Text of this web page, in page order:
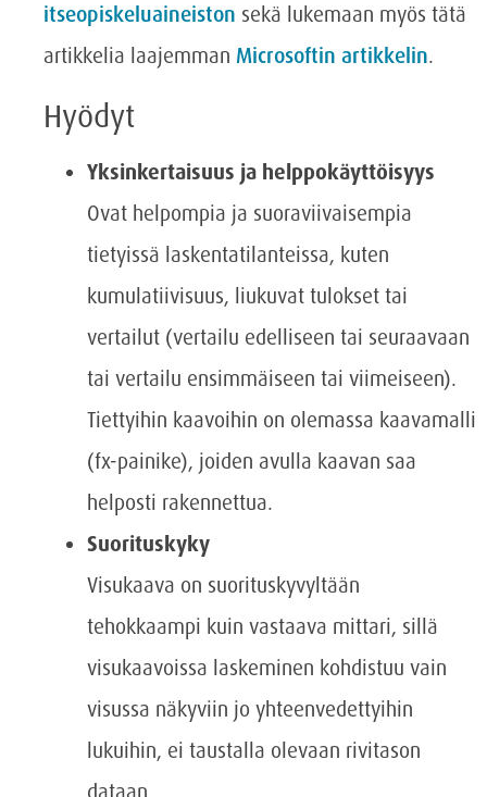
itseopiskeluaineiston sekä lukemaan myös tätä
artikkelia laajemman Microsoftin artikkelin.
Hyödyt
Yksinkertaisuus ja helppokäyttöisyys
Ovat helpompia ja suoraviivaisempia
tietyissä laskentatilanteissa, kuten
kumulatiivisuus, liukuvat tulokset tai
vertailut (vertailu edelliseen tai seuraavaan
tai vertailu ensimmäiseen tai viimeiseen).
Tiettyihin kaavoihin on olemassa kaavamalli
(fx-painike), joiden avulla kaavan saa
helposti rakennettua.
Suorituskyky
Visukaava on suorituskyvyltään
tehokkaampi kuin vastaava mittari, sillä
visukaavoissa laskeminen kohdistuu vain
visussa näkyviin jo yhteenvedettyihin
lukuihin, ei taustalla olevaan rivitason